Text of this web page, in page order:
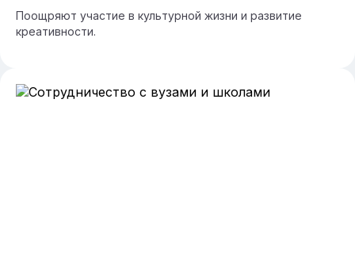
Поощряют участие в культурной жизни и развитие
креативности.